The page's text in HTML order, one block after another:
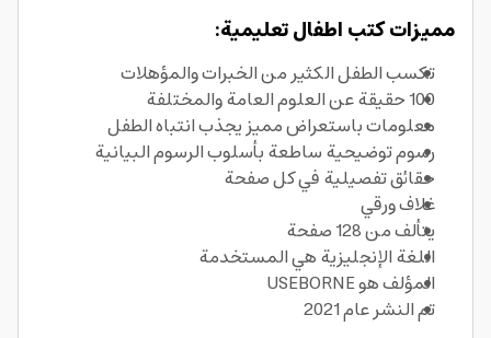
مميزات كتب اطفال تعليمية:
تكسب الطفل الكثير من الخبرات والمؤهلات
100 حقيقة عن العلوم العامة والمختلفة
معلومات باستعراض مميز يجذب انتباه الطفل
رسوم توضيحية ساطعة بأسلوب الرسوم البيانية
حقائق تفصيلية في كل صفحة
غلاف ورقي
يتألف من 128 صفحة
اللغة الإنجليزية هي المستخدمة
المؤلف هو USEBORNE
تم النشر عام 2021